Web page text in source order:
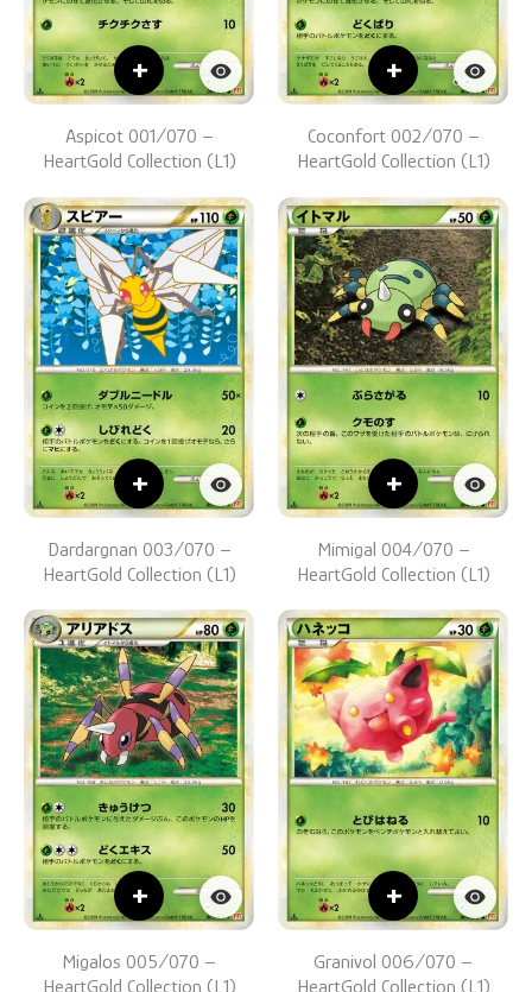
+
Aspicot 001/070 –
HeartGold Collection (L1)
+
Coconfort 002/070 –
HeartGold Collection (L1)
+
Dardargnan 003/070 –
HeartGold Collection (L1)
+
Mimigal 004/070 –
HeartGold Collection (L1)
+
Migalos 005/070 –
HeartGold Collection (L1)
+
Granivol 006/070 –
HeartGold Collection (L1)